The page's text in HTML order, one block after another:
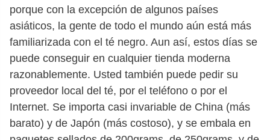
porque con la excepción de algunos países
asiáticos, la gente de todo el mundo aún está más
familiarizada con el té negro. Aun así, estos días se
puede conseguir en cualquier tienda moderna
razonablemente. Usted también puede pedir su
proveedor local del té, por el teléfono o por el
Internet. Se importa casi invariable de China (más
barato) y de Japón (más costoso), y se embala en